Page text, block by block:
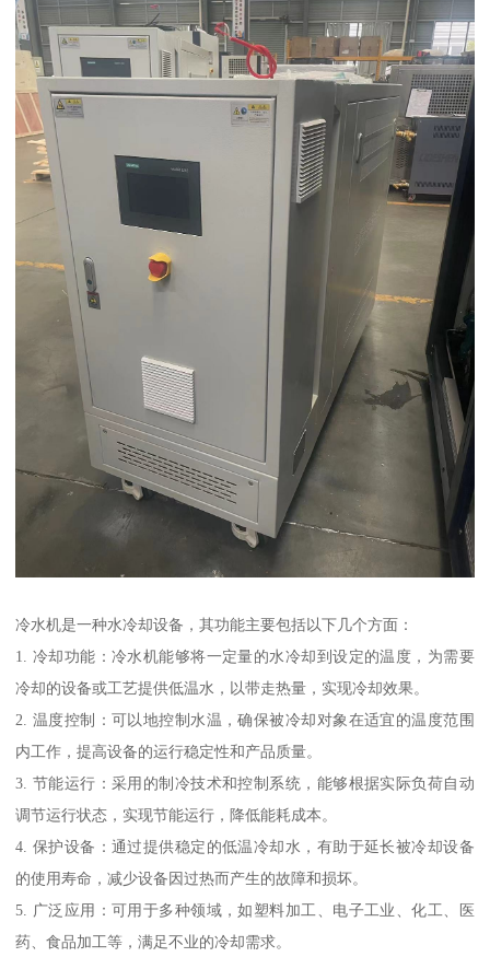
冷水机是一种水冷却设备，其功能主要包括以下几个方面：
1. 冷却功能：冷水机能够将一定量的水冷却到设定的温度，为需要
冷却的设备或工艺提供低温水，以带走热量，实现冷却效果。
2. 温度控制：可以地控制水温，确保被冷却对象在适宜的温度范围
内工作，提高设备的运行稳定性和产品质量。
3. 节能运行：采用的制冷技术和控制系统，能够根据实际负荷自动
调节运行状态，实现节能运行，降低能耗成本。
4. 保护设备：通过提供稳定的低温冷却水，有助于延长被冷却设备
的使用寿命，减少设备因过热而产生的故障和损坏。
5. 广泛应用：可用于多种领域，如塑料加工、电子工业、化工、医
药、食品加工等，满足不业的冷却需求。